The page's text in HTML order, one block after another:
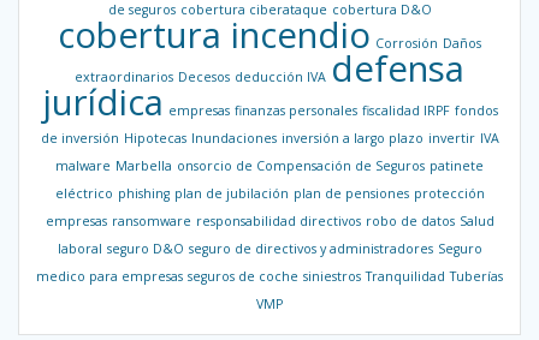
de seguros cobertura ciberataque cobertura D&O
cobertura incendio Corrosión Daños
extraordinarios Decesos deducción IVA defensa
jurídica empresas finanzas personales fiscalidad IRPF fondos
de inversión Hipotecas Inundaciones inversión a largo plazo invertir IVA
malware Marbella onsorcio de Compensación de Seguros patinete
eléctrico phishing plan de jubilación plan de pensiones protección
empresas ransomware responsabilidad directivos robo de datos Salud
laboral seguro D&O seguro de directivos y administradores Seguro
medico para empresas seguros de coche siniestros Tranquilidad Tuberías
VMP